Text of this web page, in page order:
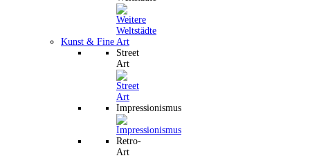
Kunst & Fine Art
Street
Art
Impressionismus
Retro-
Art